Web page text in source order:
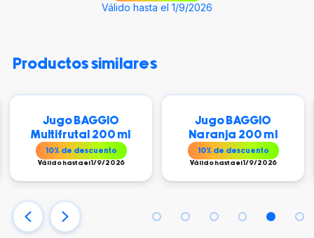
Válido hasta el 1/9/2026
productos similares
Jugo BAGGIO
Multifrutal 200 ml
10% de descuento
Válido hasta el 1/9/2026
Jugo BAGGIO
Naranja 200 ml
10% de descuento
Válido hasta el 1/9/2026